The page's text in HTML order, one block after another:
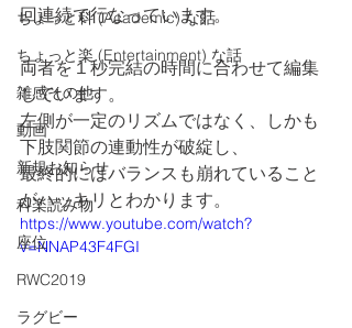
ちょっと科 (Academic) な話
ちょっと楽 (Entertainment) な話
雑感その他
動画
新規お知らせ
科楽読み物
座位
RWC2019
ラグビー
回連続で行なっています。
両者を１秒完結の時間に合わせて編集
しています。
左側が一定のリズムではなく、しかも
下肢関節の連動性が破綻し、
最終的にはバランスも崩れていること
がハッキリとわかります。
https://www.youtube.com/watch?
v=NNAP43F4FGI